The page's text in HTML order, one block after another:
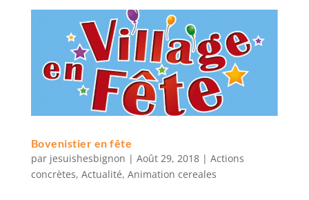
Bovenistier en fête
par jesuishesbignon | Août 29, 2018| Actions
concrètes, Actualité, Animation cereales